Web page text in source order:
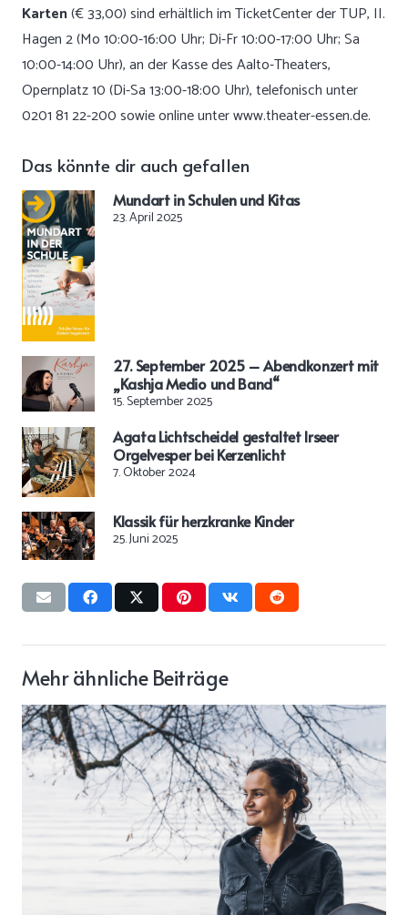
Karten(€ 33,00) sind erhältlich im TicketCenter der TUP, II.
Hagen 2 (Mo 10:00-16:00 Uhr; Di-Fr 10:00-17:00 Uhr; Sa
10:00-14:00 Uhr), an der Kasse des Aalto-Theaters,
Opernplatz 10 (Di-Sa 13:00-18:00 Uhr), telefonisch unter
0201 81 22-200 sowie online unterwww.theater-essen.de.
Das könnte dir auch gefallen
Mundart in Schulen und Kitas
23. April 2025
27. September 2025 – Abendkonzert mit
„Kashja Medio und Band“
15. September 2025
Agata Lichtscheidel gestaltet Irseer
Orgelvesper bei Kerzenlicht
7. Oktober 2024
Klassik für herzkranke Kinder
25. Juni 2025
Mehr ähnliche Beiträge